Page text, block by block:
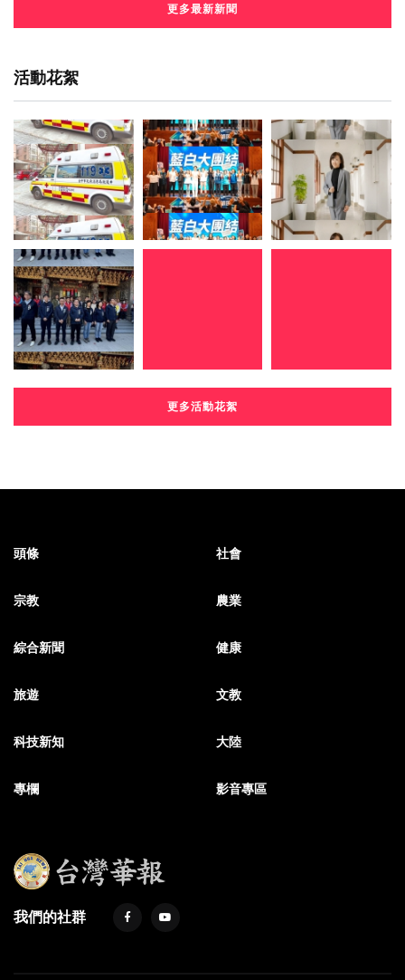
更多最新新聞
活動花絮
更多活動花絮
頭條 社會
宗教 農業
綜合新聞 健康
旅遊 文教
科技新知 大陸
專欄 影音專區
我們的社群